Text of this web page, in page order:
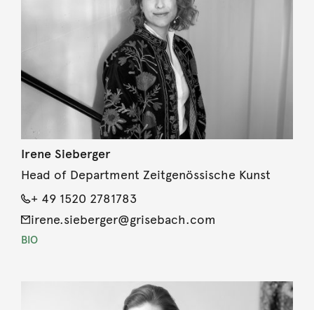
Irene Sieberger
Head of Department Zeitgenössische Kunst
+ 49 1520 2781783
irene.sieberger@grisebach.com
BIO